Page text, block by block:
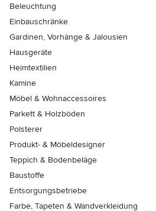
Beleuchtung
Einbauschränke
Gardinen, Vorhänge & Jalousien
Hausgeräte
Heimtextilien
Kamine
Möbel & Wohnaccessoires
Parkett & Holzböden
Polsterer
Produkt- & Möbeldesigner
Teppich & Bodenbeläge
Baustoffe
Entsorgungsbetriebe
Farbe, Tapeten & Wandverkleidung